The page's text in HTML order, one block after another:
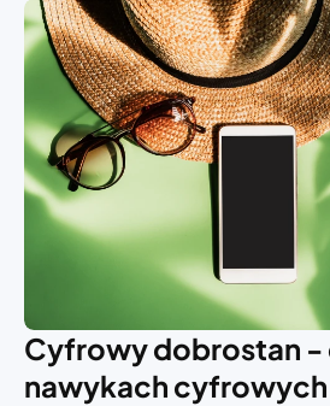
Cyfrowy dobrostan -
nawykach cyfrowych